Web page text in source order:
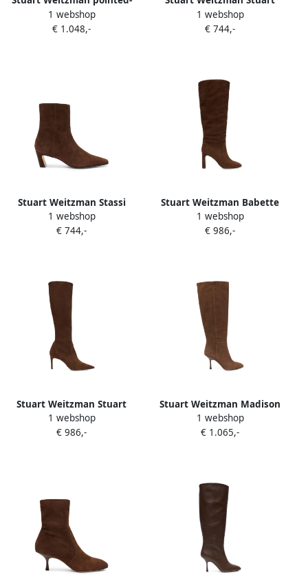
toe suede knee-high boots
Bruin
1 webshop
€ 1.048,-
Power pointed-toe ankle
boots Bruin
1 webshop
€ 744,-
Stuart Weitzman Stassi
sculptural-heel ankle boots
Bruin
1 webshop
€ 744,-
Stuart Weitzman Babette
Tubo knee-high boots Bruin
1 webshop
€ 986,-
Stuart Weitzman Stuart
Power knee-high boots
Bruin
1 webshop
€ 986,-
Stuart Weitzman Madison
pointed boots Bruin
1 webshop
€ 1.065,-